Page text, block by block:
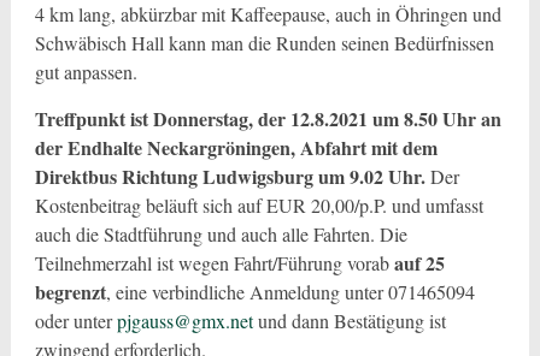
4 km lang, abkürzbar mit Kaffeepause, auch in Öhringen und
Schwäbisch Hall kann man die Runden seinen Bedürfnissen
gut anpassen.
Treffpunkt ist Donnerstag, der 12.8.2021 um 8.50 Uhr an
der Endhalte Neckargröningen, Abfahrt mit dem
Direktbus Richtung Ludwigsburg um 9.02 Uhr.Der
Kostenbeitrag beläuft sich auf EUR 20,00/p.P. und umfasst
auch die Stadtführung und auch alle Fahrten. Die
Teilnehmerzahl ist wegen Fahrt/Führung vorabauf 25
begrenzt, eine verbindliche Anmeldung unter 071465094
oder unterpjgauss@gmx.netund dann Bestätigung ist
zwingend erforderlich.